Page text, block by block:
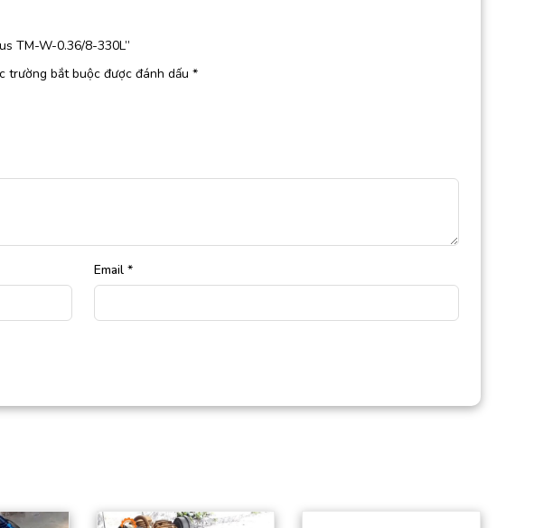
TM-W-0.36/8-330L”
trường bắt buộc được đánh dấu *
Email *